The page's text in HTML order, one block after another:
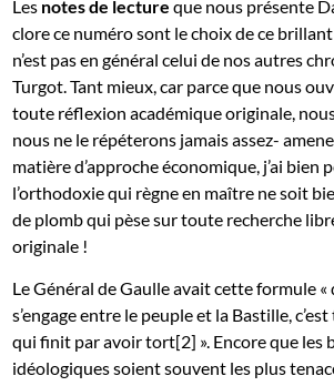
Les notes de lectureque nous présente
clore ce numéro sont le choix de ce
n’est pas en général celui de nos autres
Turgot. Tant mieux, car parce que nous
toute réflexion académique originale,
nous ne le répéterons jamais assez-
matière d’approche économique, j’ai bien
l’orthodoxie qui règne en maître ne soit
de plomb qui pèse sur toute recherche
originale !
Le Général de Gaulle avait cette formule
s’engage entre le peuple et la Bastille,
qui finit par avoir tort[2] ». Encore que les
idéologiques soient souvent les plus